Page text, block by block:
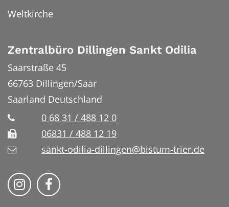
Weltkirche
Zentralbüro Dillingen Sankt Odilia
Saarstraße 45
66763 Dillingen/Saar
Saarland Deutschland
0 68 31 / 488 12 0
06831 / 488 12 19
sankt-odilia-dillingen@bistum-trier.de
Bistum Trier auf Instragram
Bistum Trier auf Facebook